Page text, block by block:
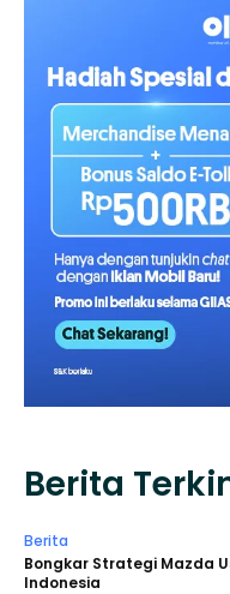
Berita
Berita
Bongkar Strategi Mazda
Indonesia